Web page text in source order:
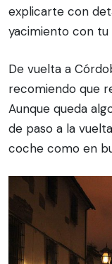
explicarte con
yacimiento con
De vuelta a
recomiendo que
Aunque queda
de paso a la
coche como en